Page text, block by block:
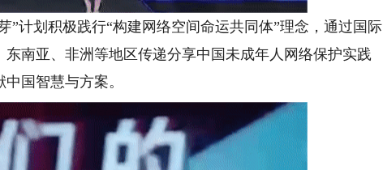
划积极践行“构建网络空间命运共同体”理念，通过国际
南亚、非洲等地区传递分享中国未成年人网络保护实践
国智慧与方案。